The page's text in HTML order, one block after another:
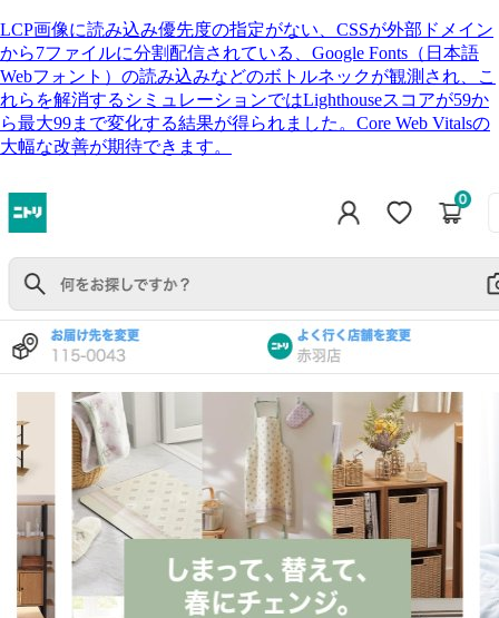
LCP画像に読み込み優先度の指定がない、CSSが外部ドメイン
から7ファイルに分割配信されている、Google Fonts（日本語
Webフォント）の読み込みなどのボトルネックが観測され、こ
れらを解消するシミュレーションではLighthouseスコアが59か
ら最大99まで変化する結果が得られました。Core Web Vitalsの
大幅な改善が期待できます。